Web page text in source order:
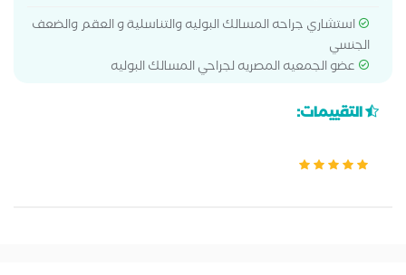
استشاري جراحه المسالك البوليه والتناسلية و العقم والضعف
الجنسي
عضو الجمعيه المصريه لجراحي المسالك البوليه
التقييمات: